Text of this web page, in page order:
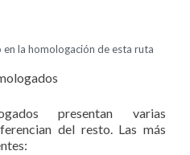
la homologación de esta ruta
presentan varias
del resto. Las más